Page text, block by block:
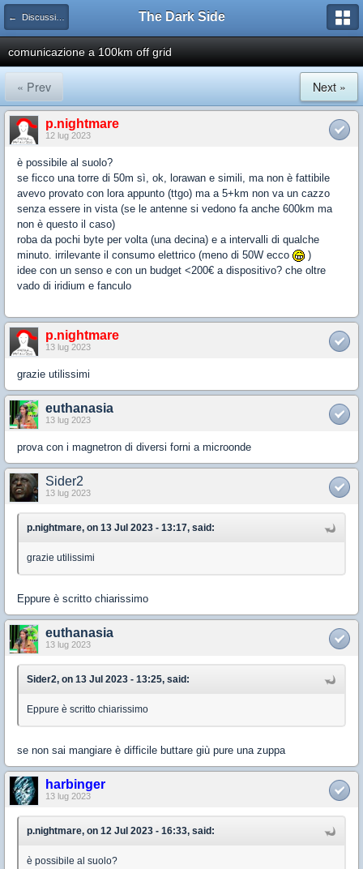
← Discussioni generiche The Dark Side
comunicazione a 100km off grid
« Prev Next »
p.nightmare
12 lug 2023
è possibile al suolo?
se ficco una torre di 50m sì, ok, lorawan e simili, ma non è fattibile
avevo provato con lora appunto (ttgo) ma a 5+km non va un cazzo
senza essere in vista (se le antenne si vedono fa anche 600km ma
non è questo il caso)
roba da pochi byte per volta (una decina) e a intervalli di qualche
minuto. irrilevante il consumo elettrico (meno di 50W ecco
)
idee con un senso e con un budget <200€ a dispositivo? che oltre
vado di iridium e fanculo
p.nightmare
13 lug 2023
grazie utilissimi
euthanasia
13 lug 2023
prova con i magnetron di diversi forni a microonde
Sider2
13 lug 2023
p.nightmare, on 13 Jul 2023 - 13:17, said:
grazie utilissimi
Eppure è scritto chiarissimo
euthanasia
13 lug 2023
Sider2, on 13 Jul 2023 - 13:25, said:
Eppure è scritto chiarissimo
se non sai mangiare è difficile buttare giù pure una zuppa
harbinger
13 lug 2023
p.nightmare, on 12 Jul 2023 - 16:33, said:
è possibile al suolo?